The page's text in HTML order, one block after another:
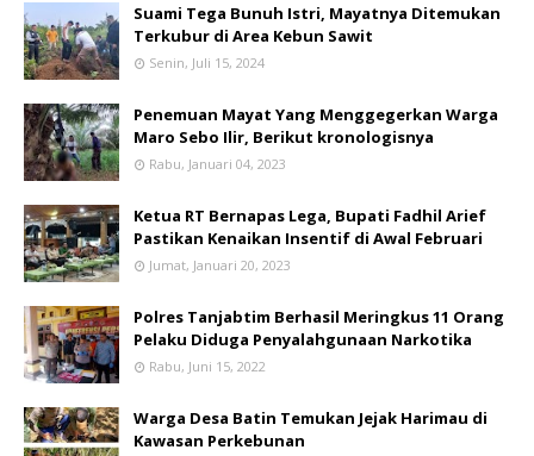
Suami Tega Bunuh Istri, Mayatnya Ditemukan
Terkubur di Area Kebun Sawit
Senin, Juli 15, 2024
Penemuan Mayat Yang Menggegerkan Warga
Maro Sebo Ilir, Berikut kronologisnya
Rabu, Januari 04, 2023
Ketua RT Bernapas Lega, Bupati Fadhil Arief
Pastikan Kenaikan Insentif di Awal Februari
Jumat, Januari 20, 2023
Polres Tanjabtim Berhasil Meringkus 11 Orang
Pelaku Diduga Penyalahgunaan Narkotika
Rabu, Juni 15, 2022
Warga Desa Batin Temukan Jejak Harimau di
Kawasan Perkebunan